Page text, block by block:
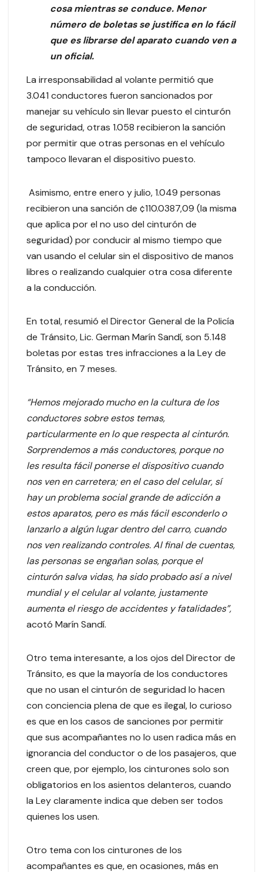
cosa mientras se conduce. Menor
número de boletas se justifica en lo fácil
que es librarse del aparato cuando ven a
un oficial.
La irresponsabilidad al volante permitió que
3.041 conductores fueron sancionados por
manejar su vehículo sin llevar puesto el cinturón
de seguridad, otras 1.058 recibieron la sanción
por permitir que otras personas en el vehículo
tampoco llevaran el dispositivo puesto.
Asimismo, entre enero y julio, 1.049 personas
recibieron una sanción de ¢110.0387,09 (la misma
que aplica por el no uso del cinturón de
seguridad) por conducir al mismo tiempo que
van usando el celular sin el dispositivo de manos
libres o realizando cualquier otra cosa diferente
a la conducción.
En total, resumió el Director General de la Policía
de Tránsito, Lic. German Marín Sandí, son 5.148
boletas por estas tres infracciones a la Ley de
Tránsito, en 7 meses.
“Hemos mejorado mucho en la cultura de los
conductores sobre estos temas,
particularmente en lo que respecta al cinturón.
Sorprendemos a más conductores, porque no
les resulta fácil ponerse el dispositivo cuando
nos ven en carretera; en el caso del celular, sí
hay un problema social grande de adicción a
estos aparatos, pero es más fácil esconderlo o
lanzarlo a algún lugar dentro del carro, cuando
nos ven realizando controles. Al final de cuentas,
las personas se engañan solas, porque el
cinturón salva vidas, ha sido probado así a nivel
mundial y el celular al volante, justamente
aumenta el riesgo de accidentes y fatalidades”,
acotó Marín Sandí.
Otro tema interesante, a los ojos del Director de
Tránsito, es que la mayoría de los conductores
que no usan el cinturón de seguridad lo hacen
con conciencia plena de que es ilegal, lo curioso
es que en los casos de sanciones por permitir
que sus acompañantes no lo usen radica más en
ignorancia del conductor o de los pasajeros, que
creen que, por ejemplo, los cinturones solo son
obligatorios en los asientos delanteros, cuando
la Ley claramente indica que deben ser todos
quienes los usen.
Otro tema con los cinturones de los
acompañantes es que, en ocasiones, más en